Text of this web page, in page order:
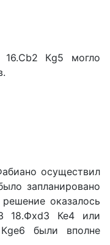
Кg5 могло
осуществил
запланировано
оказалось
18.Фxd3 Ке4 или
были вполне